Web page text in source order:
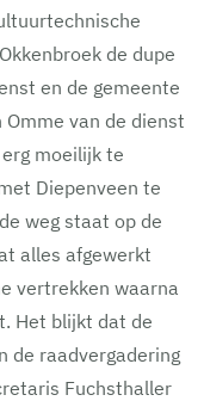
de dupe
en de gemeente
Omme van de dienst
moeilijk te
Diepenveen te
weg staat op de
alles afgewerkt
vertrekken waarna
Het blijkt dat de
de raadvergadering
Fuchsthaller